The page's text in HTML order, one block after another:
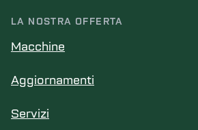
LA NOSTRA OFFERTA
Macchine
Aggiornamenti
Servizi